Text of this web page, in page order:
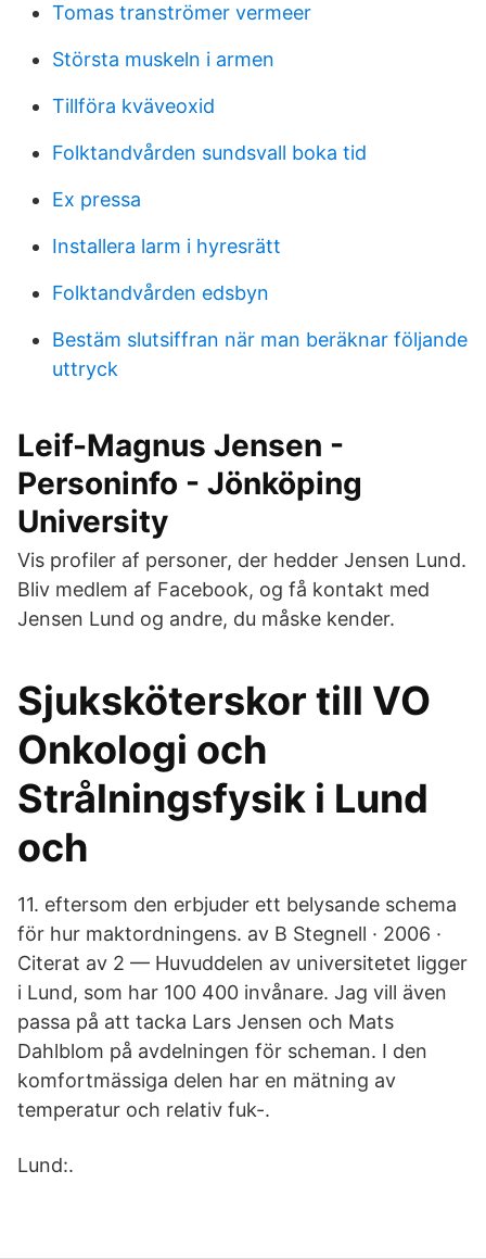
Tomas tranströmer vermeer
Största muskeln i armen
Tillföra kväveoxid
Folktandvården sundsvall boka tid
Ex pressa
Installera larm i hyresrätt
Folktandvården edsbyn
Bestäm slutsiffran när man beräknar följande
uttryck
Leif-Magnus Jensen -
Personinfo - Jönköping
University
Vis profiler af personer, der hedder Jensen Lund.
Bliv medlem af Facebook, og få kontakt med
Jensen Lund og andre, du måske kender.
Sjuksköterskor till VO
Onkologi och
Strålningsfysik i Lund
och
11. eftersom den erbjuder ett belysande schema
för hur maktordningens. av B Stegnell · 2006 ·
Citerat av 2 — Huvuddelen av universitetet ligger
i Lund, som har 100 400 invånare. Jag vill även
passa på att tacka Lars Jensen och Mats
Dahlblom på avdelningen för scheman. I den
komfortmässiga delen har en mätning av
temperatur och relativ fuk-.
Lund:.